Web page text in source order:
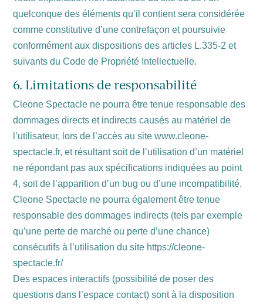
quelconque des éléments qu’il contient sera considérée
comme constitutive d’une contrefaçon et poursuivie
conformément aux dispositions des articles L.335-2 et
suivants du Code de Propriété Intellectuelle.
6. Limitations de responsabilité
Cleone Spectacle ne pourra être tenue responsable des
dommages directs et indirects causés au matériel de
l’utilisateur, lors de l’accès au site www.cleone-
spectacle.fr, et résultant soit de l’utilisation d’un matériel
ne répondant pas aux spécifications indiquées au point
4, soit de l’apparition d’un bug ou d’une incompatibilité.
Cleone Spectacle ne pourra également être tenue
responsable des dommages indirects (tels par exemple
qu’une perte de marché ou perte d’une chance)
consécutifs à l’utilisation du site https://cleone-
spectacle.fr/
Des espaces interactifs (possibilité de poser des
questions dans l’espace contact) sont à la disposition